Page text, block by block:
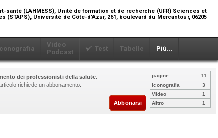
(LAHMESS), Unité de formation et de recherche (UFR) Sciences et
Université de Côte-d'Azur, 261, boulevard du Mercantour, 06205
Video
Podcast
Test Tabelle Più...
dei professionisti della salute.
richiede un abbonamento.
Abbonarsi
pagine
11
Iconografia
3
Video
1
Altro
1